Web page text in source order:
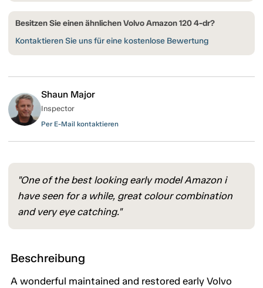
Besitzen Sie einen ähnlichen Volvo Amazon 120 4-dr?
Kontaktieren Sie uns für eine kostenlose Bewertung
Shaun Major
Inspector
Per E-Mail kontaktieren
"One of the best looking early model Amazon i
have seen for a while, great colour combination
and very eye catching."
Beschreibung
A wonderful maintained and restored early Volvo